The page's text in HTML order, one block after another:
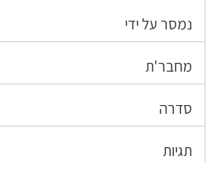
נמסר על ידי
מחבר'ת
סדרה
תגיות